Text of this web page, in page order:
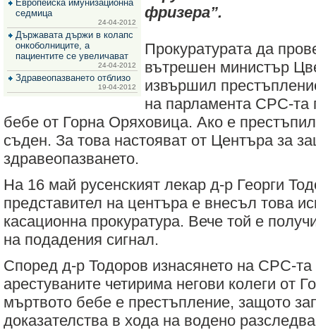
зехтин
маслини
Европейска имунизационна
седмица
24-04-2012
Държавата държи в колапс
онкоболниците, а
пациентите се увеличават
24-04-2012
Здравеопазването отблизо
19-04-2012
фризера”.
Прокуратурата да
вътрешен министър
извършил
на парламента СРС-та
бебе от Горна Оряховица. Ако е
съден. За това настояват от Центъра за
здравеопазването.
На 16 май русенският лекар д-р Георги
представител на центъра е внесъл това
касационна прокуратура. Вече той е
на подадения сигнал.
Според д-р Тодоров изнасянето на СРС-та
арестуваните четирима негови колеги от
мъртвото бебе е престъпление, защото
доказателства в хода на водено